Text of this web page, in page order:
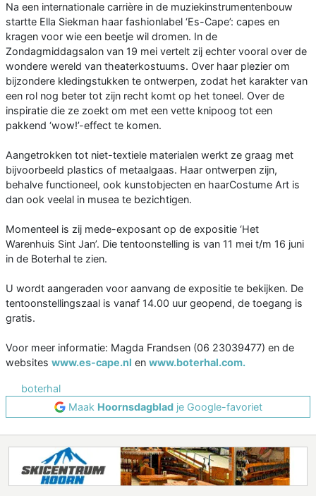
Na een internationale carrière in de muziekinstrumentenbouw
startte Ella Siekman haar fashionlabel ‘Es-Cape’: capes en
kragen voor wie een beetje wil dromen. In de
Zondagmiddagsalon van 19 mei vertelt zij echter vooral over de
wondere wereld van theaterkostuums. Over haar plezier om
bijzondere kledingstukken te ontwerpen, zodat het karakter van
een rol nog beter tot zijn recht komt op het toneel. Over de
inspiratie die ze zoekt om met een vette knipoog tot een
pakkend ‘wow!’-effect te komen.
Aangetrokken tot niet-textiele materialen werkt ze graag met
bijvoorbeeld plastics of metaalgaas. Haar ontwerpen zijn,
behalve functioneel, ook kunstobjecten en haarCostume Art is
dan ook veelal in musea te bezichtigen.
Momenteel is zij mede-exposant op de expositie ‘Het
Warenhuis Sint Jan’. Die tentoonstelling is van 11 mei t/m 16 juni
in de Boterhal te zien.
U wordt aangeraden voor aanvang de expositie te bekijken. De
tentoonstellingszaal is vanaf 14.00 uur geopend, de toegang is
gratis.
Voor meer informatie: Magda Frandsen (06 23039477) en de
websites www.es-cape.nl en www.boterhal.com.
boterhal
Maak Hoornsdagbladje Google-favoriet